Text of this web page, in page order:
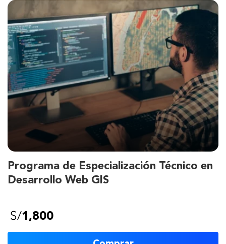
Programa de Especialización Técnico en
Desarrollo Web GIS
S/1,800